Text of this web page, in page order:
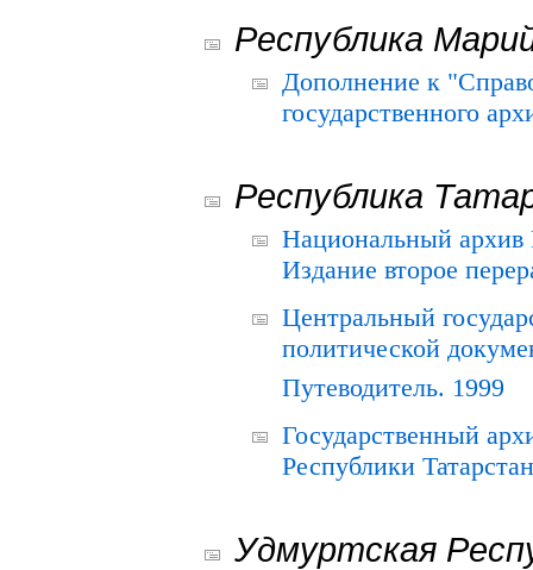
Республика
Дополнение к
государственного
Республика
Национальный архив
Издание второе
Центральный
политической
Путеводитель. 1999
Государственный
Республики
Удмуртская